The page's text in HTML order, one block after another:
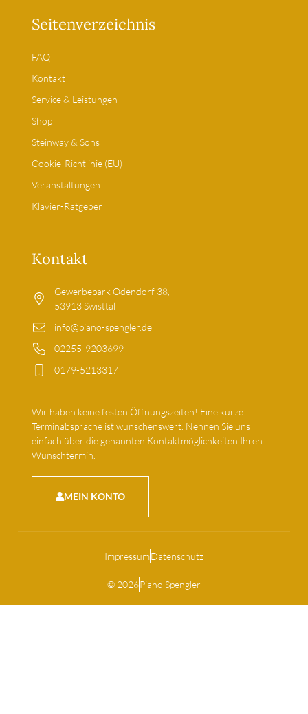
Seitenverzeichnis
FAQ
Kontakt
Service & Leistungen
Shop
Steinway & Sons
Cookie-Richtlinie (EU)
Veranstaltungen
Klavier-Ratgeber
Kontakt
Gewerbepark Odendorf 38,
53913 Swisttal
info@piano-spengler.de
02255-9203699
0179-5213317
Wir haben keine festen Öffnungszeiten! Eine kurze
Terminabsprache ist wünschenswert. Nennen Sie uns
einfach über die genannten Kontaktmöglichkeiten Ihren
Wunschtermin.
MEIN KONTO
ImpressumDatenschutz
© 2026Piano Spengler